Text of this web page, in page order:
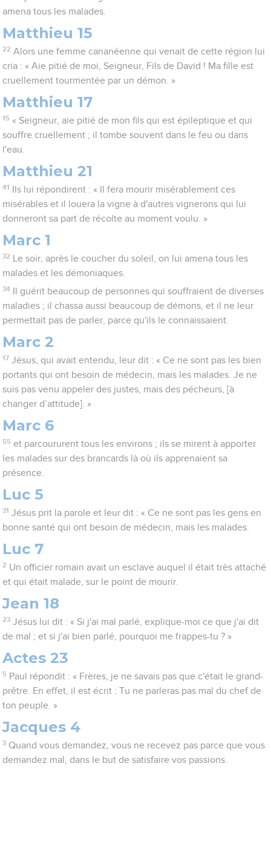
amena tous les malades.
Matthieu 15
22 Alors une femme cananéenne qui venait de cette région lui
cria : « Aie pitié de moi, Seigneur, Fils de David ! Ma fille est
cruellement tourmentée par un démon. »
Matthieu 17
15 « Seigneur, aie pitié de mon fils qui est épileptique et qui
souffre cruellement ; il tombe souvent dans le feu ou dans
l'eau.
Matthieu 21
41
Ils lui répondirent : « Il fera mourir misérablement ces
misérables et il louera la vigne à d'autres vignerons qui lui
donneront sa part de récolte au moment voulu. »
Marc 1
32
Le soir, après le coucher du soleil, on lui amena tous les
malades et les démoniaques.
34
Il guérit beaucoup de personnes qui souffraient de diverses
maladies ; il chassa aussi beaucoup de démons, et il ne leur
permettait pas de parler, parce qu'ils le connaissaient.
Marc 2
17 Jésus, qui avait entendu, leur dit : « Ce ne sont pas les bien
portants qui ont besoin de médecin, mais les malades. Je ne
suis pas venu appeler des justes, mais des pécheurs, [à
changer d’attitude]. »
Marc 6
55 et parcoururent tous les environs ; ils se mirent à apporter
les malades sur des brancards là où ils apprenaient sa
présence.
Luc 5
31 Jésus prit la parole et leur dit : « Ce ne sont pas les gens en
bonne santé qui ont besoin de médecin, mais les malades.
Luc 7
2 Un officier romain avait un esclave auquel il était très attaché
et qui était malade, sur le point de mourir.
Jean 18
23 Jésus lui dit : « Si j'ai mal parlé, explique-moi ce que j'ai dit
de mal ; et si j'ai bien parlé, pourquoi me frappes-tu ? »
Actes 23
5 Paul répondit : « Frères, je ne savais pas que c'était le grand-
prêtre. En effet, il est écrit : Tu ne parleras pas mal du chef de
ton peuple. »
Jacques 4
3 Quand vous demandez, vous ne recevez pas parce que vous
demandez mal, dans le but de satisfaire vos passions.